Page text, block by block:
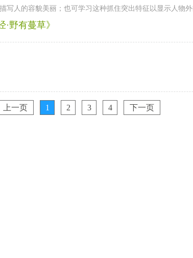
写人的容貌美丽；也可学习这种抓住突出特征以显示人物外
野有蔓草》
上一页 1 2 3 4 下一页